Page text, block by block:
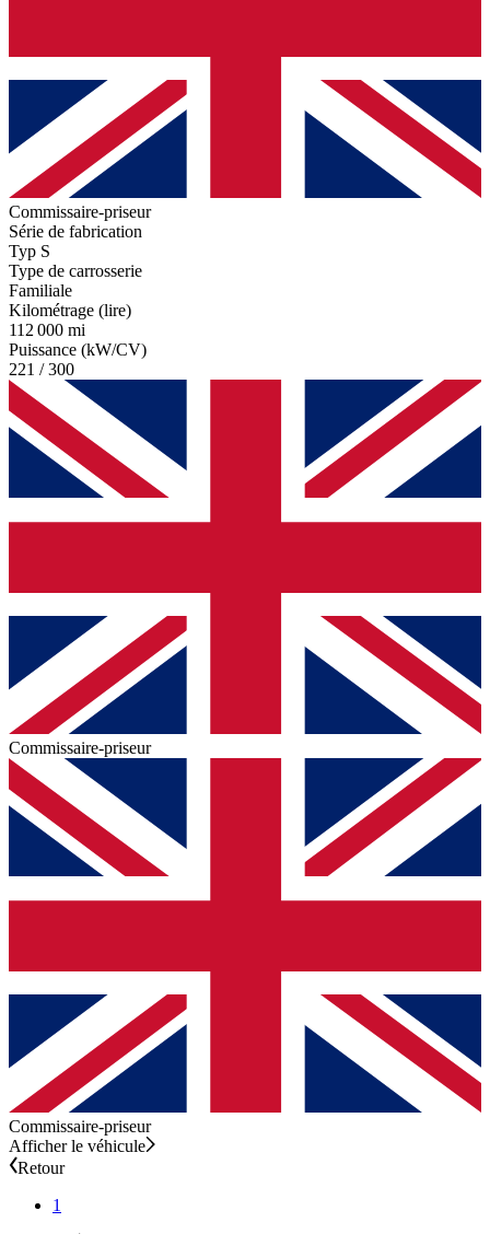
Commissaire-priseur
Série de fabrication
Typ S
Type de carrosserie
Familiale
Kilométrage (lire)
112 000 mi
Puissance (kW/CV)
221 / 300
Commissaire-priseur
Commissaire-priseur
Afficher le véhicule
Retour
1